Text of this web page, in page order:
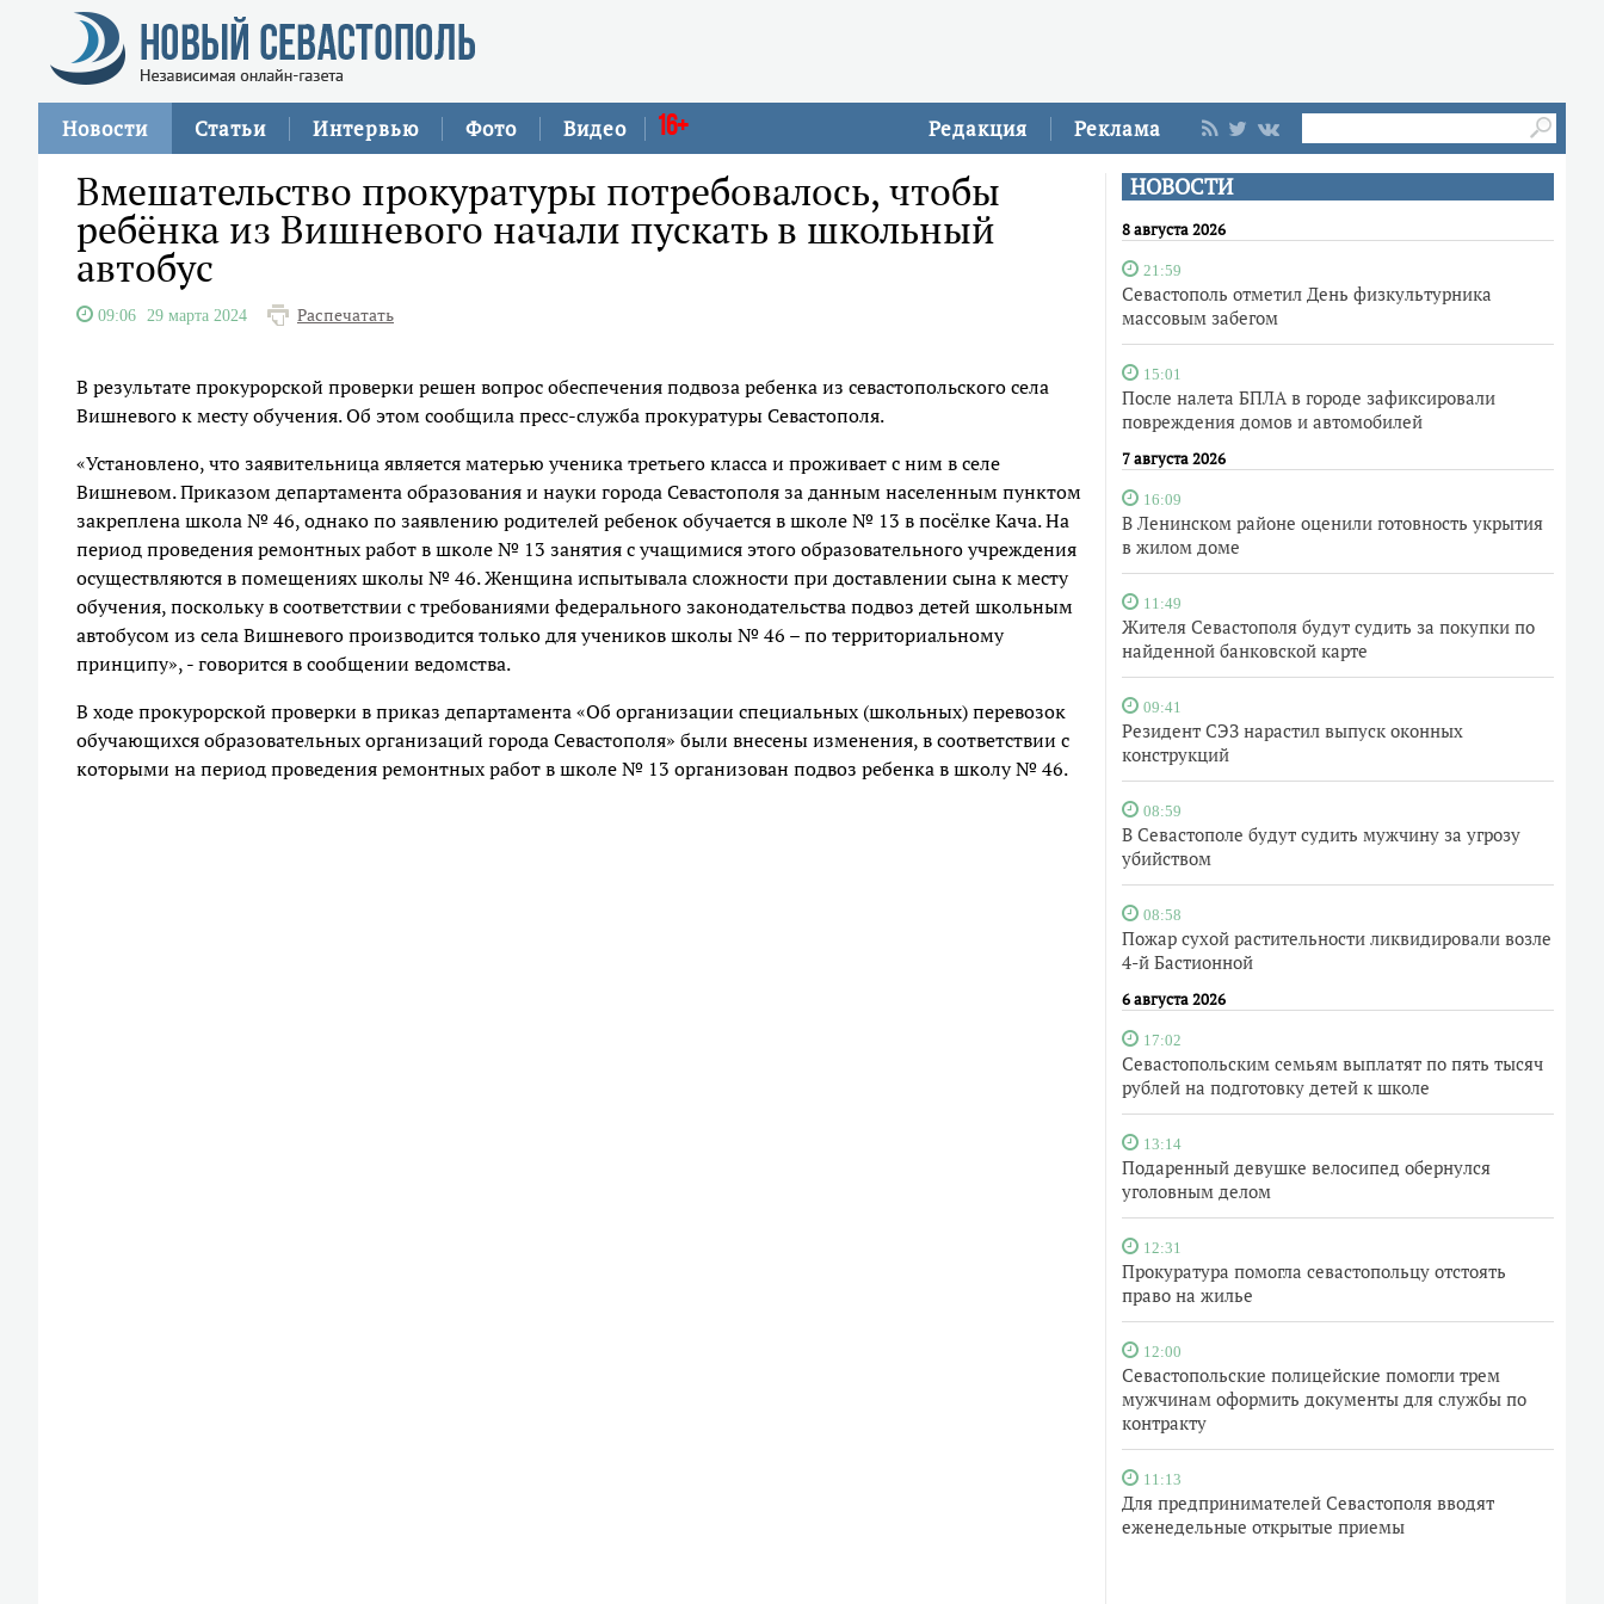
Редакция Реклама
Новости Статьи Интервью Фото Видео 16+
НОВОСТИ
8 августа 2026
21:59
Севастополь отметил День физкультурника
массовым забегом
15:01
После налета БПЛА в городе зафиксировали
повреждения домов и автомобилей
7 августа 2026
16:09
В Ленинском районе оценили готовность укрытия
в жилом доме
11:49
Жителя Севастополя будут судить за покупки по
найденной банковской карте
09:41
Резидент СЭЗ нарастил выпуск оконных
конструкций
08:59
В Севастополе будут судить мужчину за угрозу
убийством
08:58
Пожар сухой растительности ликвидировали возле
4-й Бастионной
6 августа 2026
17:02
Севастопольским семьям выплатят по пять тысяч
рублей на подготовку детей к школе
13:14
Подаренный девушке велосипед обернулся
уголовным делом
12:31
Прокуратура помогла севастопольцу отстоять
право на жилье
12:00
Севастопольские полицейские помогли трем
мужчинам оформить документы для службы по
контракту
11:13
Для предпринимателей Севастополя вводят
еженедельные открытые приемы
Вмешательство прокуратуры потребовалось, чтобы
ребёнка из Вишневого начали пускать в школьный
автобус
09:06 29 марта 2024 Распечатать
В результате прокурорской проверки решен вопрос обеспечения подвоза ребенка из севастопольского села
Вишневого к месту обучения. Об этом сообщила пресс-служба прокуратуры Севастополя.
«Установлено, что заявительница является матерью ученика третьего класса и проживает с ним в селе
Вишневом. Приказом департамента образования и науки города Севастополя за данным населенным пунктом
закреплена школа № 46, однако по заявлению родителей ребенок обучается в школе № 13 в посёлке Кача. На
период проведения ремонтных работ в школе № 13 занятия с учащимися этого образовательного учреждения
осуществляются в помещениях школы № 46. Женщина испытывала сложности при доставлении сына к месту
обучения, поскольку в соответствии с требованиями федерального законодательства подвоз детей школьным
автобусом из села Вишневого производится только для учеников школы № 46 – по территориальному
принципу», - говорится в сообщении ведомства.
В ходе прокурорской проверки в приказ департамента «Об организации специальных (школьных) перевозок
обучающихся образовательных организаций города Севастополя» были внесены изменения, в соответствии с
которыми на период проведения ремонтных работ в школе № 13 организован подвоз ребенка в школу № 46.